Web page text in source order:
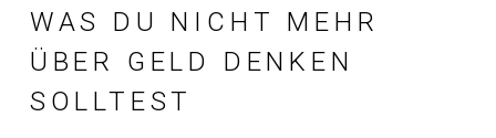
WAS DU NICHT MEHR
ÜBER GELD DENKEN
SOLLTEST